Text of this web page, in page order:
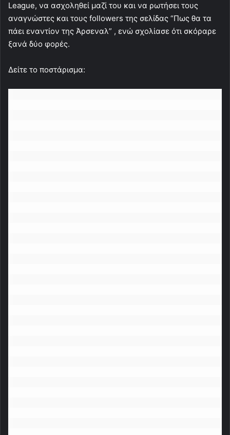
League, να ασχοληθεί μαζί του και να ρωτήσει τους
αναγνώστες και τους followers της σελίδας “Πως θα τα
πάει εναντίον της Άρσεναλ” , ενώ σχολίασε ότι σκόραρε
ξανά δύο φορές.
Δείτε το ποστάρισμα: